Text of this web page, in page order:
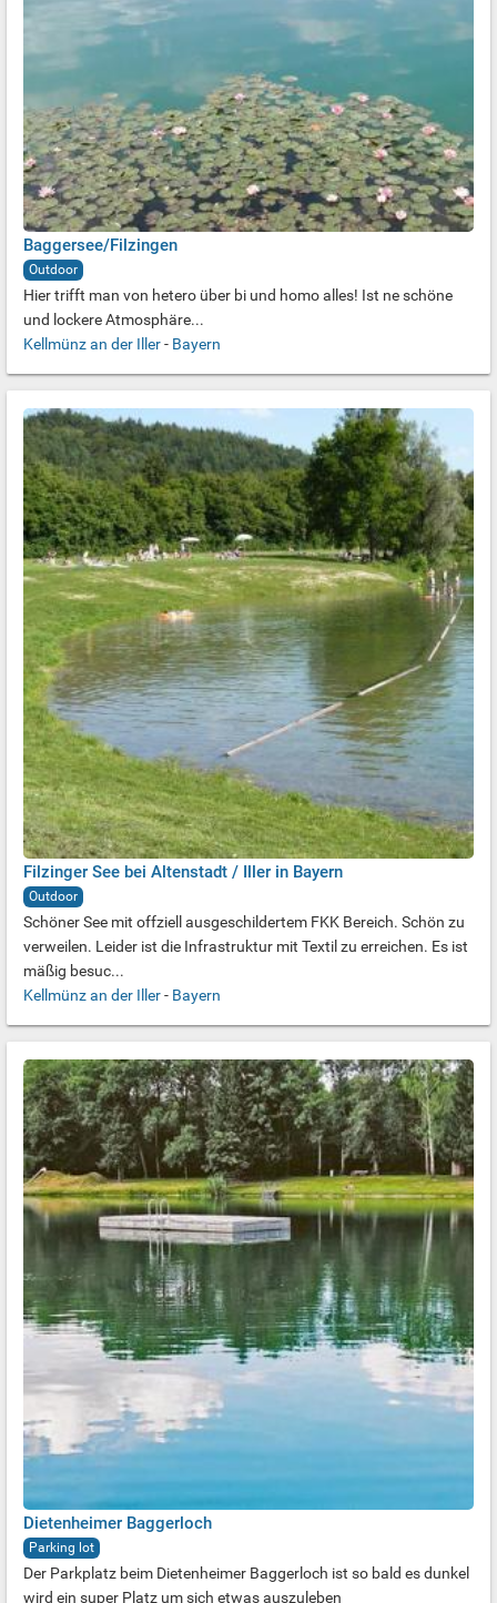
Baggersee/Filzingen
Outdoor
Hier trifft man von hetero über bi und homo alles! Ist ne schöne
und lockere Atmosphäre...
Kellmünz an der Iller- Bayern
Filzinger See bei Altenstadt / Iller in Bayern
Outdoor
Schöner See mit offziell ausgeschildertem FKK Bereich. Schön zu
verweilen. Leider ist die Infrastruktur mit Textil zu erreichen. Es ist
mäßig besuc...
Kellmünz an der Iller- Bayern
Dietenheimer Baggerloch
Parking lot
Der Parkplatz beim Dietenheimer Baggerloch ist so bald es dunkel
wird ein super Platz um sich etwas auszuleben